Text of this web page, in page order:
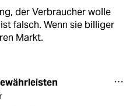
der Verbraucher wolle
falsch. Wenn sie billiger
Markt.